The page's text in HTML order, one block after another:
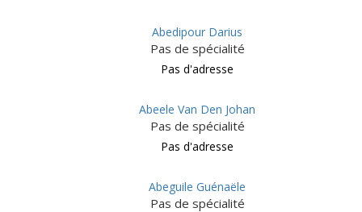
Abedipour Darius
Pas de spécialité
Pas d'adresse
Abeele Van Den Johan
Pas de spécialité
Pas d'adresse
Abeguile Guénaële
Pas de spécialité